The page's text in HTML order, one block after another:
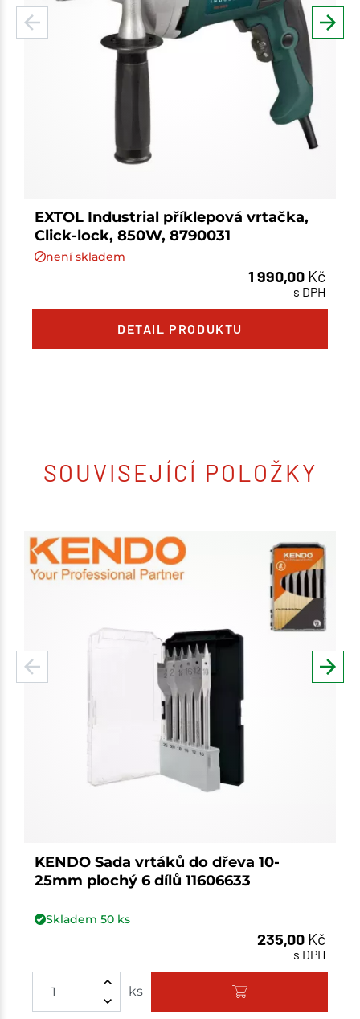
EXTOL Industrial příklepová vrtačka,
Click-lock, 850W, 8790031
není skladem
1 990,00 Kč
s DPH
DETAIL PRODUKTU
Množství
SOUVISEJÍCÍ POLOŽKY
KENDO Sada vrtáků do dřeva 10-
25mm plochý 6 dílů 11606633
Skladem 50ks
235,00 Kč
s DPH
ks Množství